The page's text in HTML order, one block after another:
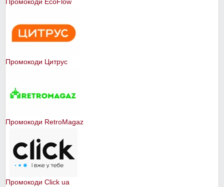
Промокоди EcoFlow
Промокоди Цитрус
Промокоди RetroMagaz
Промокоди Click ua